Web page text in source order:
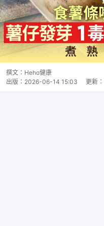
撰文： Heho健康
出版： 2026-06-14 15:03 更新：